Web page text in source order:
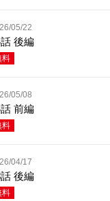
05/22
後編
料
05/08
前編
料
04/17
後編
料